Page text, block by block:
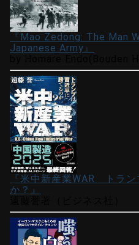
『Mao Zedong: The Man
Japanese Army』
『米中新産業WAR トラ
か？』